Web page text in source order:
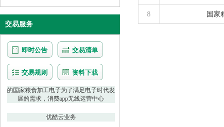
交易服务
即时公告 交易清单
交易规则 资料下载
的国家粮食加工电子为了满足电子时代发
展的需求，消费app无线运营中心
优酷云业务
8 国家